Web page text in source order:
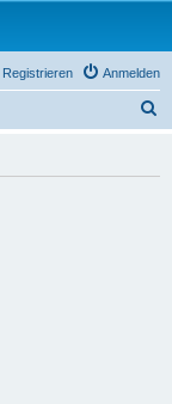
Anmelden
Registrieren